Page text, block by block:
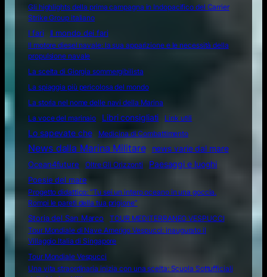
Gli highlights della prima campagna in Indopacifico del Carrier
Strike Group italiano
I fari
Il mondo dei fari
Il motore diesel navale: la sua apparizione e le necessità della
propulsione navale
La scelta di Giorgia sommergibilista
La spiaggia più pericolosa del mondo
La storia nel nome delle navi della Marina
La voce del marinaio
Libri consigliati Link utili
Lo sapevate che Medicina di Combattimento
News dalla Marina Militare
news varie dal mare
Ocean4future
Oltre Gli Orizzonti
Paesaggi e luoghi
Poesie del mare
Progetto didattico: “Tu sei un intero oceano in una goccia.
Rompi le pareti della tua prigione”
Storia del San Marco
TOUR MEDITERRANEO VESPUCCI
Tour Mondiale di Nave Amerigo Vespucci: inaugurato il
Villaggio Italia di Singapore
Tour Mondiale Vespucci
Una vita straordinaria inizia con una scelta: Scuola Sottufficiali